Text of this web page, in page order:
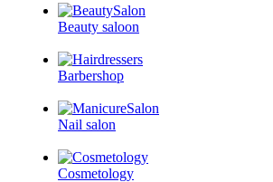
Beauty saloon
Barbershop
Nail salon
Cosmetology